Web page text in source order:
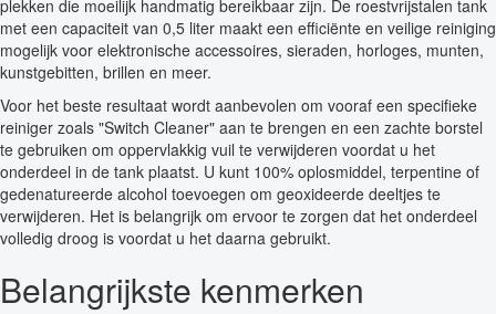
plekken die moeilijk handmatig bereikbaar zijn. De roestvrijstalen tank
met een capaciteit van 0,5 liter maakt een efficiënte en veilige reiniging
mogelijk voor elektronische accessoires, sieraden, horloges, munten,
kunstgebitten, brillen en meer.
Voor het beste resultaat wordt aanbevolen om vooraf een specifieke
reiniger zoals "Switch Cleaner" aan te brengen en een zachte borstel
te gebruiken om oppervlakkig vuil te verwijderen voordat u het
onderdeel in de tank plaatst. U kunt 100% oplosmiddel, terpentine of
gedenatureerde alcohol toevoegen om geoxideerde deeltjes te
verwijderen. Het is belangrijk om ervoor te zorgen dat het onderdeel
volledig droog is voordat u het daarna gebruikt.
Belangrijkste kenmerken